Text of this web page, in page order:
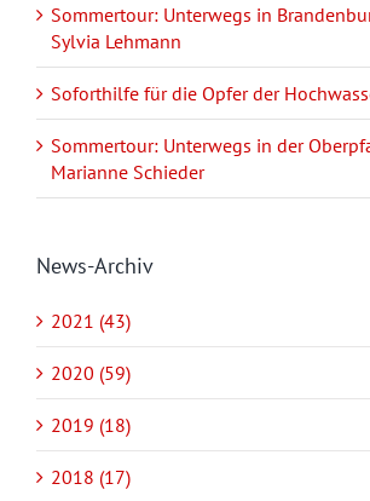
Sommertour: Unterwegs in
Sylvia Lehmann
Soforthilfe für die Opfer der
Sommertour: Unterwegs in der
Marianne Schieder
News-Archiv
2021 (43)
2020 (59)
2019 (18)
2018 (17)